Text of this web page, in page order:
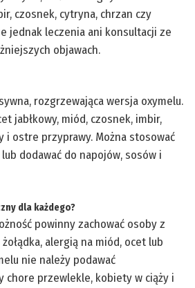
czosnek, cytryna, chrzan czy
jednak leczenia ani konsultacji ze
objawach.
rozgrzewająca wersja oxymelu.
jabłkowy, miód, czosnek, imbir,
i ostre przyprawy. Można stosować
dodawać do napojów, sosów i
dla każdego?
powinny zachować osoby z
alergią na miód, ocet lub
nie należy podawać
chore przewlekle, kobiety w ciąży i